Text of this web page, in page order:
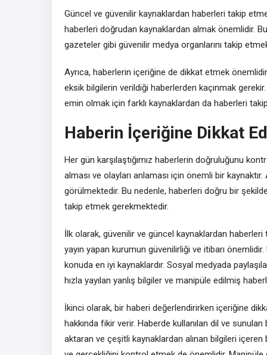
Güncel ve güvenilir kaynaklardan haberleri takip
haberleri doğrudan kaynaklardan almak önemlidir.
gazeteler gibi güvenilir medya organlarını takip
Ayrıca, haberlerin içeriğine de dikkat etmek
eksik bilgilerin verildiği haberlerden kaçınmak
emin olmak için farklı kaynaklardan da haberleri
Haberin İçeriğine Dikkat
Her gün karşılaştığımız haberlerin doğruluğunu
alması ve olayları anlaması için önemli bir
görülmektedir. Bu nedenle, haberleri doğru bir
takip etmek gerekmektedir.
İlk olarak, güvenilir ve güncel kaynaklardan
yayın yapan kurumun güvenilirliği ve itibarı
konuda en iyi kaynaklardır. Sosyal medyada
hızla yayılan yanlış bilgiler ve manipüle edilmiş
İkinci olarak, bir haberi değerlendirirken içeriğine
hakkında fikir verir. Haberde kullanılan dil ve
aktaran ve çeşitli kaynaklardan alınan bilgileri